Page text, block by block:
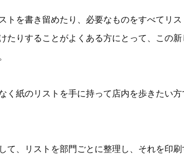
トを書き留めたり、必要なものをすべてリ
たりすることがよくある方にとって、この
く紙のリストを手に持って店内を歩きたい
て、リストを部門ごとに整理し、それを印刷